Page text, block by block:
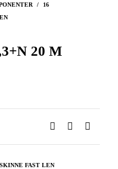
/
16
20 M
FAST LEN